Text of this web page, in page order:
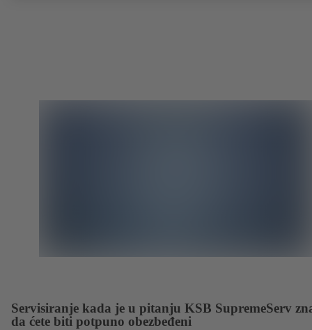
Servisiranje kada je u pitanju KSB SupremeServ
da ćete biti potpuno obezbeđeni